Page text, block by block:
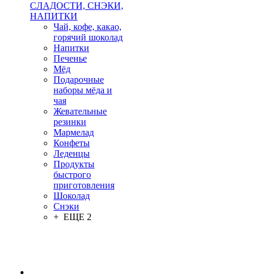
СЛАДОСТИ, СНЭКИ,
НАПИТКИ
Чай, кофе, какао,
горячий шоколад
Напитки
Печенье
Мёд
Подарочные
наборы мёда и
чая
Жевательные
резинки
Мармелад
Конфеты
Леденцы
Продукты
быстрого
приготовления
Шоколад
Снэки
+ ЕЩЕ 2